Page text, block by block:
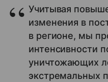
Учитывая
изменения в
в регионе, мы
интенсивности
уничтожающих
экстремальных